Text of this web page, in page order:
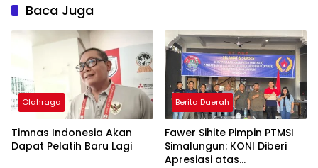
Baca Juga
Olahraga
Timnas Indonesia Akan
Dapat Pelatih Baru Lagi
Berita Daerah
Fawer Sihite Pimpin PTMSI
Simalungun: KONI Diberi
Apresiasi atas